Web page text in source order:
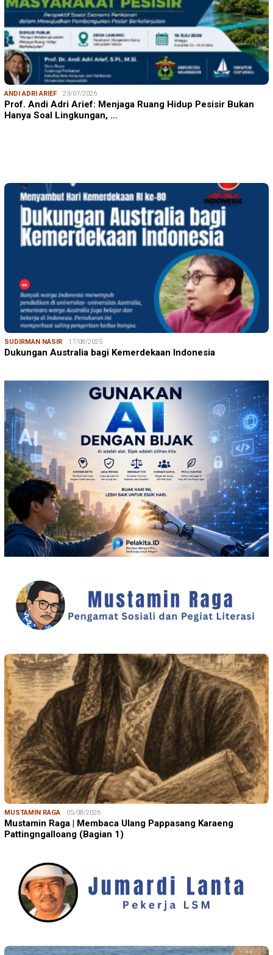
ANDI ADRI ARIEF 23/07/2026
Prof. Andi Adri Arief: Menjaga Ruang Hidup Pesisir Bukan
Hanya Soal Lingkungan, …
SUDIRMAN NASIR 17/08/2025
Dukungan Australia bagi Kemerdekaan Indonesia
MUSTAMIN RAGA 05/08/2026
Mustamin Raga | Membaca Ulang Pappasang Karaeng
Pattingngalloang (Bagian 1)